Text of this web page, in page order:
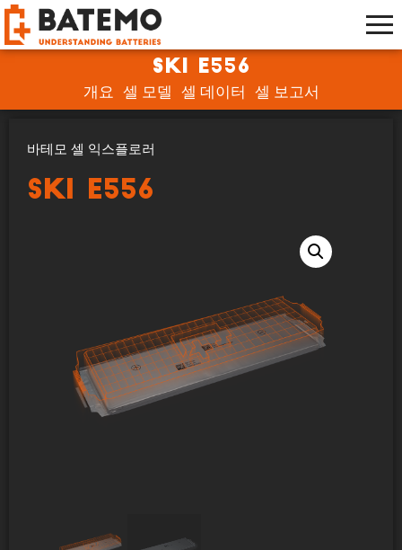
SKI E556
개요 셀 모델 셀 데이터 셀 보고서
바테모 셀 익스플로러
SKI E556